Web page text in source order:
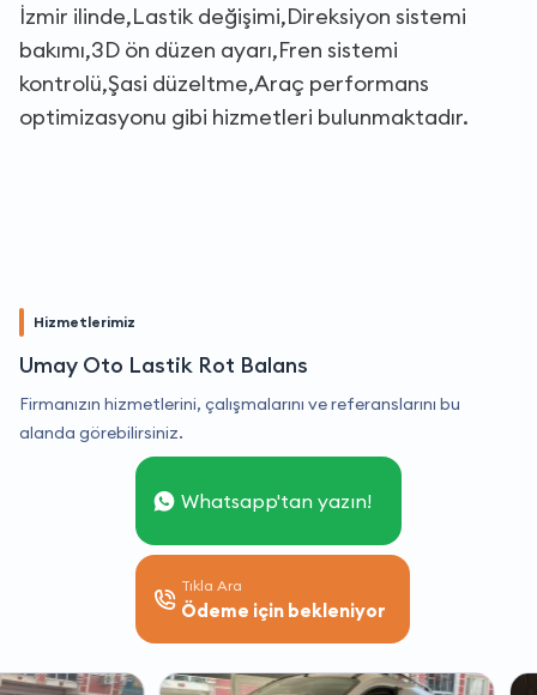
İzmir ilinde,Lastik değişimi,Direksiyon sistemi
bakımı,3D ön düzen ayarı,Fren sistemi
kontrolü,Şasi düzeltme,Araç performans
optimizasyonu gibi hizmetleri bulunmaktadır.
Hizmetlerimiz
Umay Oto Lastik Rot Balans
Firmanızın hizmetlerini, çalışmalarını ve referanslarını bu
alanda görebilirsiniz.
Whatsapp'tan yazın!
Tıkla Ara
Ödeme için bekleniyor